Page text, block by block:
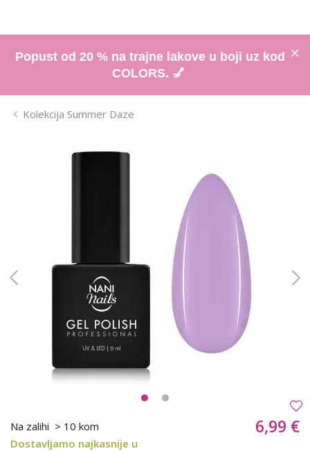
Popust od 20 % na trajne lakove u boji uz kod
COLORS. 💅
Kolekcija Summer Daze
Na zalihi > 10 kom
Dostavljamo najkasnije u
6,99 €